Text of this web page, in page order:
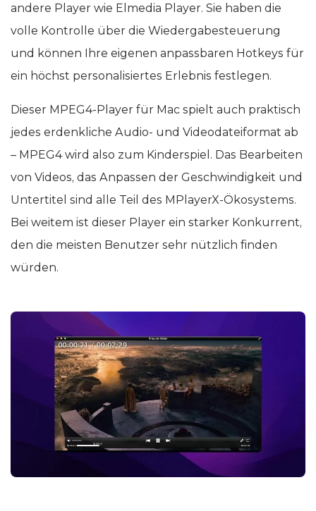
andere Player wie Elmedia Player. Sie haben die
volle Kontrolle über die Wiedergabesteuerung
und können Ihre eigenen anpassbaren Hotkeys für
ein höchst personalisiertes Erlebnis festlegen.
Dieser MPEG4-Player für Mac spielt auch praktisch
jedes erdenkliche Audio- und Videodateiformat ab
– MPEG4 wird also zum Kinderspiel. Das Bearbeiten
von Videos, das Anpassen der Geschwindigkeit und
Untertitel sind alle Teil des MPlayerX-Ökosystems.
Bei weitem ist dieser Player ein starker Konkurrent,
den die meisten Benutzer sehr nützlich finden
würden.